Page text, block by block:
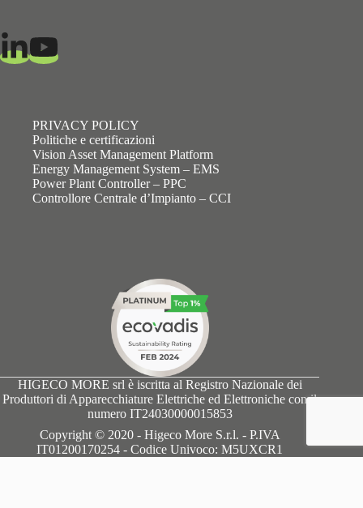
PRIVACY POLICY
Politiche e certificazioni
Vision Asset Management Platform
Energy Management System – EMS
Power Plant Controller – PPC
Controllore Centrale d’Impianto – CCI
HIGECO MORE srl è iscritta al Registro Nazionale dei
Produttori di Apparecchiature Elettriche ed Elettroniche con il
numero IT24030000015853
Copyright © 2020 - Higeco More S.r.l. - P.IVA
IT01200170254 - Codice Univoco: M5UXCR1